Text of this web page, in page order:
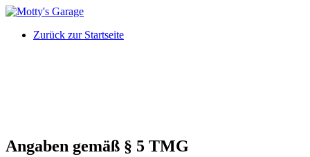
Zurück zur Startseite
Angaben gemäß § 5 TMG